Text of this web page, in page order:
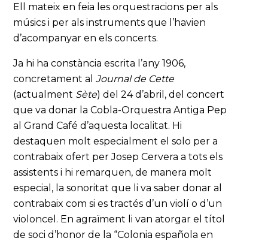
Ell mateix en feia les orquestracions per als
músics i per als instruments que l’havien
d’acompanyar en els concerts.
Ja hi ha constància escrita l’any 1906,
concretament alJournal de Cette
(actualment Sète) del 24 d’abril, del concert
que va donar la Cobla-Orquestra Antiga Pep
al Grand Café d’aquesta localitat. Hi
destaquen molt especialment el solo per a
contrabaix ofert per Josep Cervera a tots els
assistents i hi remarquen, de manera molt
especial, la sonoritat que li va saber donar al
contrabaix com si es tractés d’un violí o d’un
violoncel. En agraïment li van atorgar el títol
de soci d’honor de la “Colonia española en